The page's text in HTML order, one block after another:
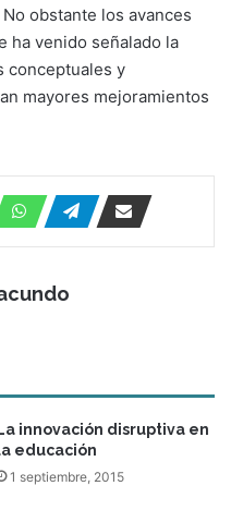
obstante los avances
ha venido señalado la
conceptuales y
mayores mejoramientos
La innovación disruptiva en
la educación
1 septiembre, 2015